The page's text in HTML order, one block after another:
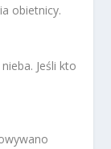
obietnicy.
Jeśli kto